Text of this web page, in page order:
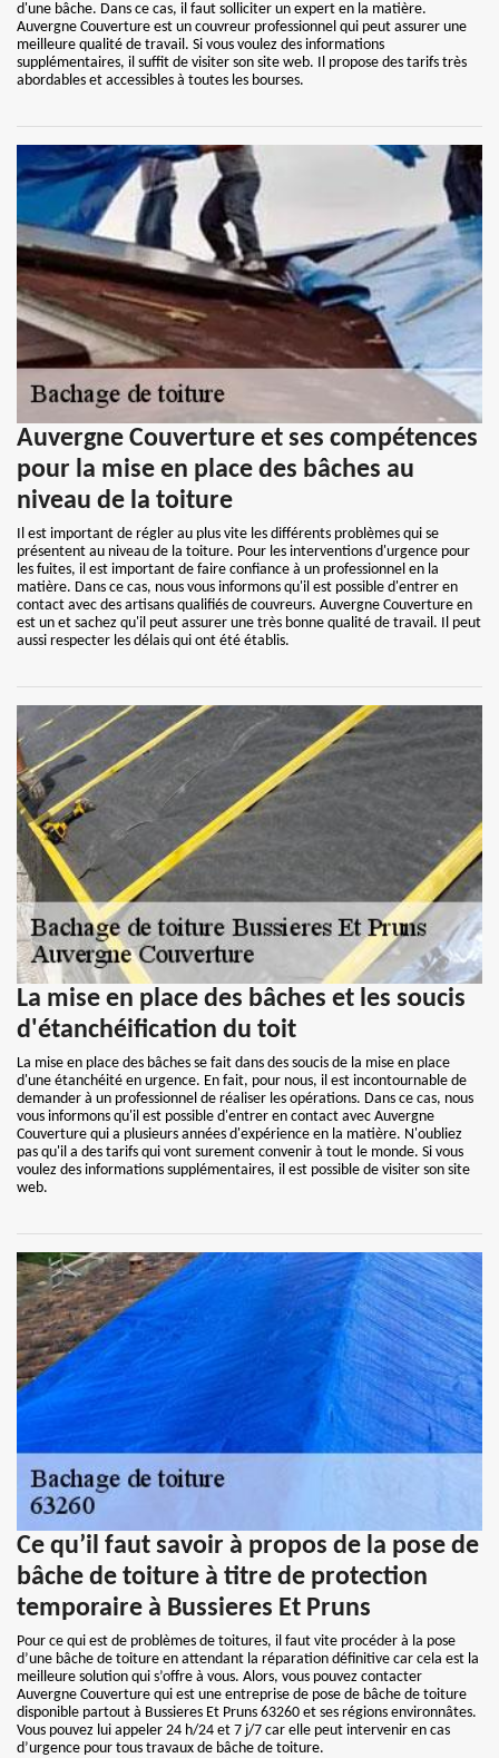
d'une bâche. Dans ce cas, il faut solliciter un expert en la matière.
Auvergne Couverture est un couvreur professionnel qui peut assurer une
meilleure qualité de travail. Si vous voulez des informations
supplémentaires, il suffit de visiter son site web. Il propose des tarifs très
abordables et accessibles à toutes les bourses.
Auvergne Couverture et ses compétences
pour la mise en place des bâches au
niveau de la toiture
Il est important de régler au plus vite les différents problèmes qui se
présentent au niveau de la toiture. Pour les interventions d'urgence pour
les fuites, il est important de faire confiance à un professionnel en la
matière. Dans ce cas, nous vous informons qu'il est possible d'entrer en
contact avec des artisans qualifiés de couvreurs. Auvergne Couverture en
est un et sachez qu'il peut assurer une très bonne qualité de travail. Il peut
aussi respecter les délais qui ont été établis.
La mise en place des bâches et les soucis
d'étanchéification du toit
La mise en place des bâches se fait dans des soucis de la mise en place
d'une étanchéité en urgence. En fait, pour nous, il est incontournable de
demander à un professionnel de réaliser les opérations. Dans ce cas, nous
vous informons qu'il est possible d'entrer en contact avec Auvergne
Couverture qui a plusieurs années d'expérience en la matière. N'oubliez
pas qu'il a des tarifs qui vont surement convenir à tout le monde. Si vous
voulez des informations supplémentaires, il est possible de visiter son site
web.
Ce qu’il faut savoir à propos de la pose de
bâche de toiture à titre de protection
temporaire à Bussieres Et Pruns
Pour ce qui est de problèmes de toitures, il faut vite procéder à la pose
d’une bâche de toiture en attendant la réparation définitive car cela est la
meilleure solution qui s’offre à vous. Alors, vous pouvez contacter
Auvergne Couverture qui est une entreprise de pose de bâche de toiture
disponible partout à Bussieres Et Pruns 63260 et ses régions environnâtes.
Vous pouvez lui appeler 24 h/24 et 7 j/7 car elle peut intervenir en cas
d’urgence pour tous travaux de bâche de toiture.